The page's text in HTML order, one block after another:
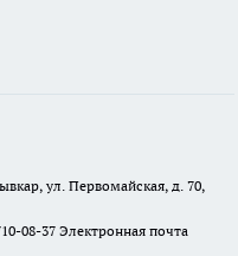
ул. Первомайская, д. 70,
08-37Электронная почта